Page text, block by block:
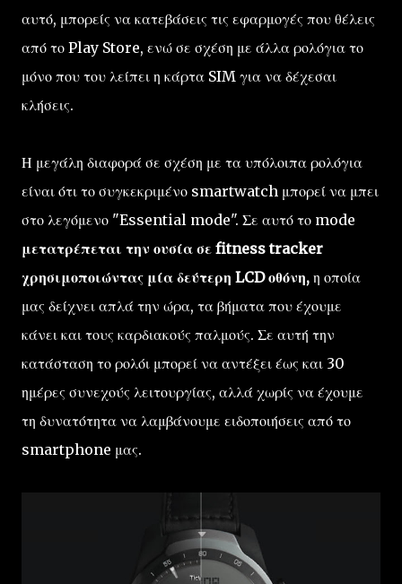
αυτό, μπορείς να κατεβάσεις τις εφαρμογές που θέλεις
από το Play Store, ενώ σε σχέση με άλλα ρολόγια το
μόνο που του λείπει η κάρτα SIM για να δέχεσαι
κλήσεις.
Η μεγάλη διαφορά σε σχέση με τα υπόλοιπα ρολόγια
είναι ότι το συγκεκριμένο smartwatch μπορεί να μπει
στο λεγόμενο "Essential mode". Σε αυτό το mode
μετατρέπεται την ουσία σε fitness tracker
χρησιμοποιώντας μία δεύτερη LCD οθόνη, η οποία
μας δείχνει απλά την ώρα, τα βήματα που έχουμε
κάνει και τους καρδιακούς παλμούς. Σε αυτή την
κατάσταση το ρολόι μπορεί να αντέξει έως και 30
ημέρες συνεχούς λειτουργίας, αλλά χωρίς να έχουμε
τη δυνατότητα να λαμβάνουμε ειδοποιήσεις από το
smartphone μας.